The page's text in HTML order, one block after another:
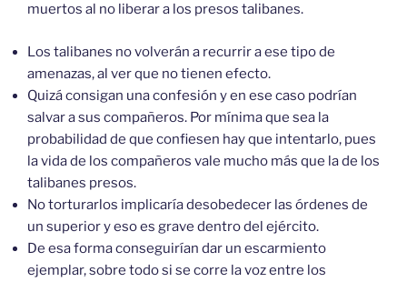
muertos al no liberar a los presos talibanes.
Los talibanes no volverán a recurrir a ese tipo de
amenazas, al ver que no tienen efecto.
Quizá consigan una confesión y en ese caso podrían
salvar a sus compañeros. Por mínima que sea la
probabilidad de que confiesen hay que intentarlo, pues
la vida de los compañeros vale mucho más que la de los
talibanes presos.
No torturarlos implicaría desobedecer las órdenes de
un superior y eso es grave dentro del ejército.
De esa forma conseguirían dar un escarmiento
ejemplar, sobre todo si se corre la voz entre los